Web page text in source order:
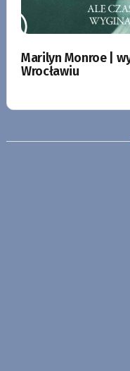
Marilyn Monroe |
Wrocławiu